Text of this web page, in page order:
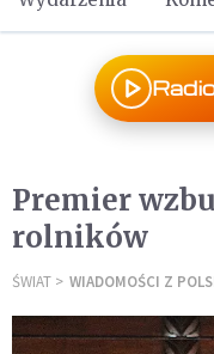
Premier
rolników
ŚWIAT WIADOMOŚCI Z